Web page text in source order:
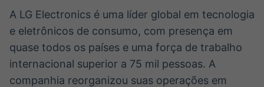
A LG Electronics é uma líder global em tecnologia
e eletrônicos de consumo, com presença em
quase todos os países e uma força de trabalho
internacional superior a 75 mil pessoas. A
companhia reorganizou suas operações em